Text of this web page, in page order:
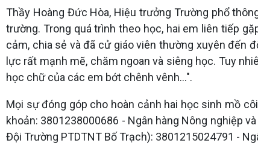
Thầy Hoàng Đức Hòa, Hiệu trưởng Trường phổ
trường. Trong quá trình theo học, hai em liên tiếp
cảm, chia sẻ và đã cử giáo viên thường xuyên đến
lực rất mạnh mẽ, chăm ngoan và siêng học. Tuy
học chữ của các em bớt chênh vênh…".
Mọi sự đóng góp cho hoàn cảnh hai học sinh mồ
khoản: 3801238000686 - Ngân hàng Nông nghiệp
Đội Trường PTDTNT Bố Trạch): 3801215024791 -